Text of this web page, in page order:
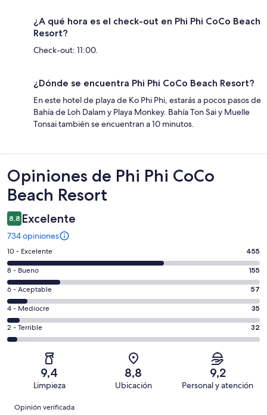
¿A qué hora es el check-out en Phi Phi CoCo Beach
Resort?
Check-out: 11:00.
¿Dónde se encuentra Phi Phi CoCo Beach Resort?
En este hotel de playa de Ko Phi Phi, estarás a pocos pasos de
Bahía de Loh Dalam y Playa Monkey. Bahía Ton Sai y Muelle
Tonsai también se encuentran a 10 minutos.
Opiniones
Opiniones de Phi Phi CoCo
Beach Resort
8,8 Excelente
734 opiniones
Evaluación:
10
-
Excelente.
455
de
734
opiniones
10 - Excelente 455
Evaluación:
8
-
Bueno.
155
de
opiniones
8 - Bueno 155
Evaluación:
6
-
Aceptable.
57
opiniones
6 - Aceptable 57
Evaluación:
4
-
4 - Mediocre 35
Evaluación:
2
734
2 - Terrible 32
9,4
Limpieza
8,8
Ubicación
9,2
Personal y atención
Opiniones
Opinión verificada